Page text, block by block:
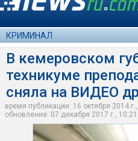
КРИМИНАЛ
В кемеровском
техникуме
сняла на ВИДЕО
время публикации: 16 октября 2014
обновление: 07 декабря 2017 г., 10:21